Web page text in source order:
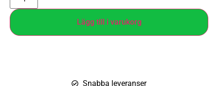
Lägg till i varukorg
Snabba leveranser